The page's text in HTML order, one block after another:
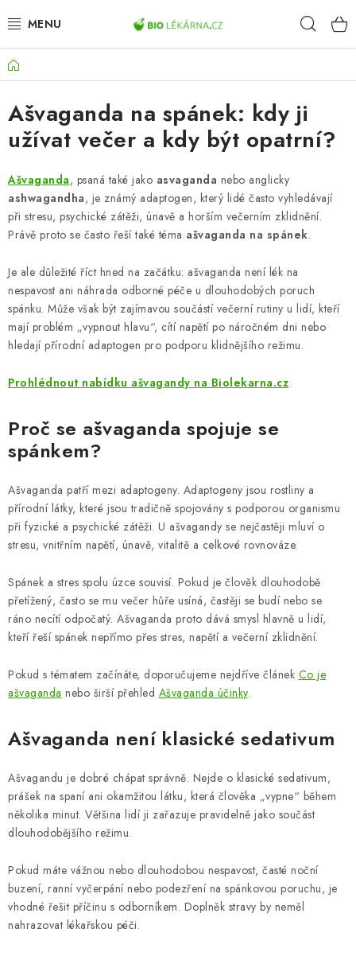
na
AKCE
DOPLŇKY STRAVY
PŘÍRODNÍ KOSMETIKA
SPORT
ZDRAVÉ POTRAVINY
PŘÍSTROJE
ZDRAVOTNÍ OKRUHY
GDPR
Obchodní podmínky Kontakty
Slovník pojmů
Moje objednávka
Domů
Ašvaganda na spánek: kdy ji
užívat večer a kdy být opatrní?
Ašvaganda, psaná také jako asvaganda nebo anglicky
ashwagandha, je známý adaptogen, který lidé často vyhledávají
při stresu, psychické zátěži, únavě a horším večerním zklidnění.
Právě proto se často řeší také téma ašvaganda na spánek.
Je ale důležité říct hned na začátku: ašvaganda není lék na
nespavost ani náhrada odborné péče u dlouhodobých poruch
spánku. Může však být zajímavou součástí večerní rutiny u lidí, kteří
mají problém „vypnout hlavu“, cítí napětí po náročném dni nebo
hledají přírodní adaptogen pro podporu klidnějšího režimu.
Prohlédnout nabídku ašvagandy na Biolekarna.cz
Proč se ašvaganda spojuje se
spánkem?
Ašvaganda patří mezi adaptogeny. Adaptogeny jsou rostliny a
přírodní látky, které jsou tradičně spojovány s podporou organismu
při fyzické a psychické zátěži. U ašvagandy se nejčastěji mluví o
stresu, vnitřním napětí, únavě, vitalitě a celkové rovnováze.
Spánek a stres spolu úzce souvisí. Pokud je člověk dlouhodobě
přetížený, často se mu večer hůře usíná, častěji se budí nebo se
ráno necítí odpočatý. Ašvaganda proto dává smysl hlavně u lidí,
kteří řeší spánek nepřímo přes stres, napětí a večerní zklidnění.
Pokud s tématem začínáte, doporučujeme nejdříve článek Co je
ašvaganda nebo širší přehled Ašvaganda účinky.
Ašvaganda není klasické sedativum
Ašvagandu je dobré chápat správně. Nejde o klasické sedativum,
prášek na spaní ani okamžitou látku, která člověka „vypne“ během
několika minut. Většina lidí ji zařazuje pravidelně jako součást
dlouhodobějšího režimu.
Pokud máte vážnou nebo dlouhodobou nespavost, časté noční
buzení, ranní vyčerpání nebo podezření na spánkovou poruchu, je
vhodné řešit příčinu s odborníkem. Doplněk stravy by neměl
nahrazovat lékařskou péči.